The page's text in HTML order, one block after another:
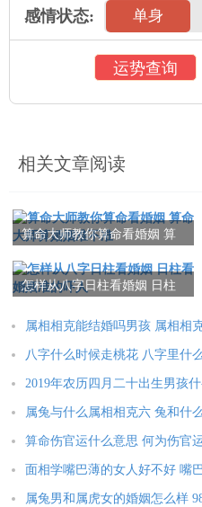
财规划与风险控制。
况。面对命运的挑战，女性应
属虎人2025年全年运势详解 属兔人
属狗人2025年全年运势详解 属猪人
感情状态: 单身
运势查询
相关文章阅读
算命大师教你算命看婚姻 算
怎样从八字日柱看婚姻 日柱
属相相克能结婚吗男孩 属相相
八字什么时候走桃花 八字里什
2019年农历四月二十出生男孩
属兔与什么属相相克六 兔和什
算命伤官运什么意思 何为伤官
面相学嘴巴薄的女人好不好 嘴
属兔男和属虎女的婚姻怎么样